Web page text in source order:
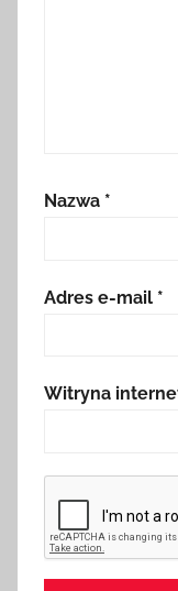
Nazwa *
Adres e-mail *
Witryna